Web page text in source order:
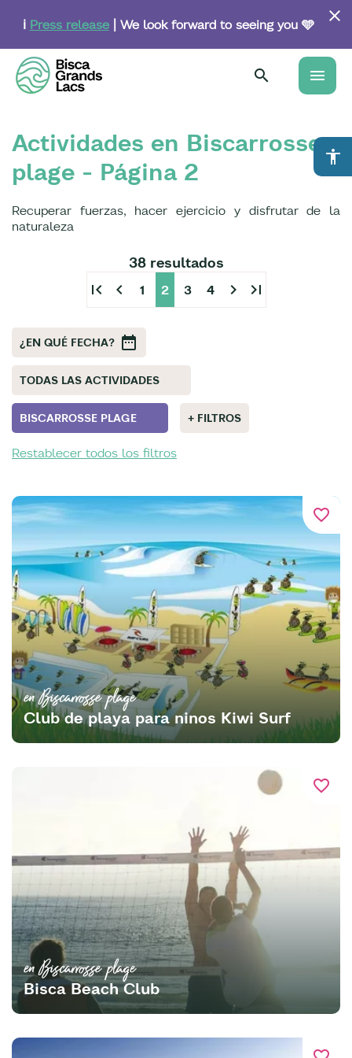
content
ℹ️ Press release| We look forward to seeing you 🩵
menu
accessibility
Actividades en Biscarrosse
plage - Página 2
Recuperar fuerzas, hacer ejercicio y disfrutar de la
naturaleza
38 resultados
first_page chevron_left 1 2 3 4 chevron_right last_page
¿EN QUÉ FECHA?
TODAS LAS ACTIVIDADES
BISCARROSSE PLAGE + FILTROS
Restablecer todos los filtros
favorite_border
en Biscarrosse plage
Club de playa para ninos Kiwi Surf
favorite_border
en Biscarrosse plage
Bisca Beach Club